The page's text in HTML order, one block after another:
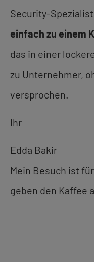
Security-
einfach zu einem
das in einer
zu Unternehmer,
versprochen.
Ihr
Edda Bakir
Mein Besuch ist
geben den Kaffee